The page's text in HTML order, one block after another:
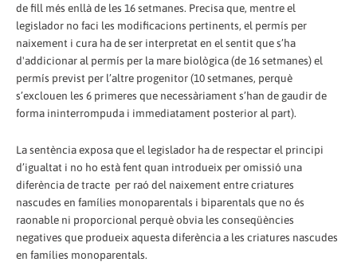
de fill més enllà de les 16 setmanes. Precisa que, mentre el
legislador no faci les modificacions pertinents, el permís per
naixement i cura ha de ser interpretat en el sentit que s’ha
d'addicionar al permís per la mare biològica (de 16 setmanes) el
permís previst per l’altre progenitor (10 setmanes, perquè
s’exclouen les 6 primeres que necessàriament s’han de gaudir de
forma ininterrompuda i immediatament posterior al part).
La sentència exposa que el legislador ha de respectar el principi
d’igualtat i no ho està fent quan introdueix per omissió una
diferència de tracte per raó del naixement entre criatures
nascudes en famílies monoparentals i biparentals que no és
raonable ni proporcional perquè obvia les conseqüències
negatives que produeix aquesta diferència a les criatures nascudes
en famílies monoparentals.